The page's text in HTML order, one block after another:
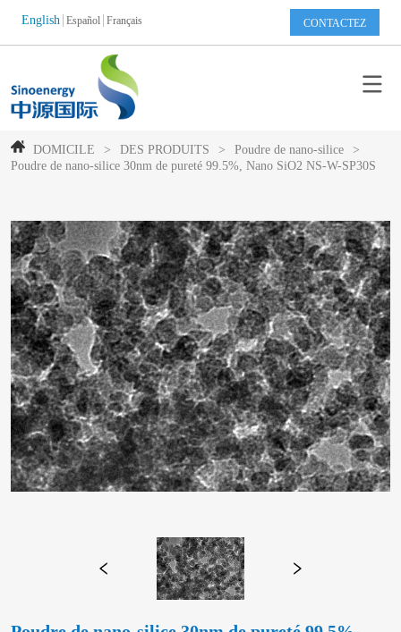
English Español Français CONTACTEZ
DOMICILE > DES PRODUITS > Poudre de nano-silice
>
Poudre de nano-silice 30nm de pureté 99.5%, Nano SiO2 NS-W-SP30S